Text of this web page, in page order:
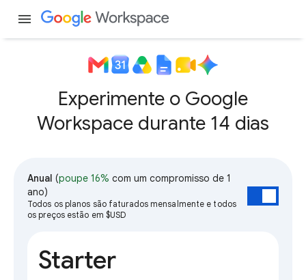
menu
Experimente o Google
Workspace durante 14 dias
Anual (poupe 16% com um compromisso de 1
ano)
Todos os planos são faturados mensalmente e todos
os preços estão em $USD
Starter